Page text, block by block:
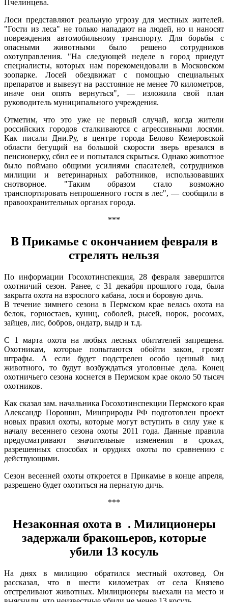
Пчелинцева.
Лоси представляют реальную угрозу для местных жителей.
"Гости из леса" не только нападают на людей, но и наносят
повреждения автомобильному транспорту. Для борьбы с
опасными животными было решено сотрудников
охотуправления. "На следующей неделе в город приедут
специалисты, которых нам порекомендовали в Московском
зоопарке. Лосей обездвижат с помощью специальных
препаратов и вывезут на расстояние не менее 70 километров,
иначе они опять вернуться", — изложила свой план
руководитель муниципального учреждения.
Отметим, что это уже не первый случай, когда жители
российских городов сталкиваются с агрессивными лосями.
Как писали Дни.Ру, в центре города Белово Кемеровской
области бегущий на большой скорости зверь врезался в
пенсионерку, сбил ее и попытался скрыться. Однако животное
было поймано общими усилиями спасателей, сотрудников
милиции и ветеринарных работников, использовавших
снотворное. "Таким образом стало возможно
транспортировать непрошенного гостя в лес", — сообщили в
правоохранительных органах города.
***
В Прикамье с окончанием февраля в
стрелять нельзя
По информации Госохотинспекция, 28 февраля завершится
охотничий сезон. Ранее, с 31 декабря прошлого года, была
закрыта охота на взрослого кабана, лося и боровую дичь.
В течение зимнего сезона в Пермском крае велась охота на
белок, горностаев, куниц, соболей, рысей, норок, росомах,
зайцев, лис, бобров, ондатр, выдр и т.д.
С 1 марта охота на любых лесных обитателей запрещена.
Охотникам, которые попытаются обойти закон, грозят
штрафы. А если будет подстрелен особо ценный вид
животного, то будут возбуждаться уголовные дела. Конец
охотничьего сезона коснется в Пермском крае около 50 тысяч
охотников.
Как сказал зам. начальника Госохотинспекции Пермского края
Александр Порошин, Минприроды РФ подготовлен проект
новых правил охоты, которые могут вступить в силу уже к
началу весеннего сезона охоты 2011 года. Данные правила
предусматривают значительные изменения в сроках,
разрешенных способах и орудиях охоты по сравнению с
действующими.
Сезон весенней охоты откроется в Прикамье в конце апреля,
разрешено будет охотиться на пернатую дичь.
***
Незаконная охота в . Милиционеры
задержали браконьеров, которые
убили 13 косуль
На днях в милицию обратился местный охотовед. Он
рассказал, что в шести километрах от села Князево
отстреливают животных. Милиционеры выехали на место и